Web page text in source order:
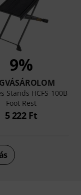
9%
Stands HCFS-100B
Foot Rest
5 222 Ft